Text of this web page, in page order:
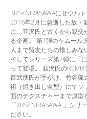
KRS×NIRASAWAにせウル
2016年2月に急逝した故・
に、韮沢氏と古くから親
る企画。 第1弾のケムール
人まで盟友たちの惜しみな
そしてシリーズ第7弾に「
って登場。 韮沢氏の
百武朋氏が手がけ、竹谷隆
術（焼き出し金型）にてソ
面のテクスチャーまで原型
「KRS×NIRASAWA 」シ
ださい。